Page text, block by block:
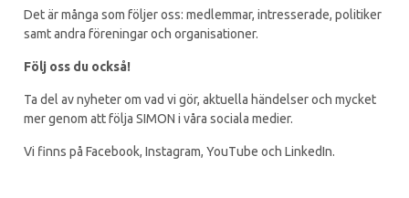
Det är många som följer oss: medlemmar, intresserade, politiker
samt andra föreningar och organisationer.
Följ oss du också!
Ta del av nyheter om vad vi gör, aktuella händelser och mycket
mer genom att följa SIMON i våra sociala medier.
Vi finns på Facebook, Instagram, YouTube och LinkedIn.